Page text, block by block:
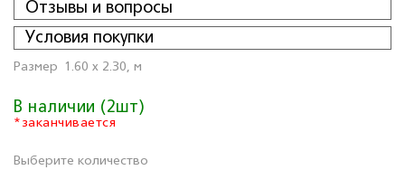
Отзывы и вопросы
Условия покупки
Размер 1.60 x 2.30, м
В наличии (2шт)
*заканчивается
Выберите количество